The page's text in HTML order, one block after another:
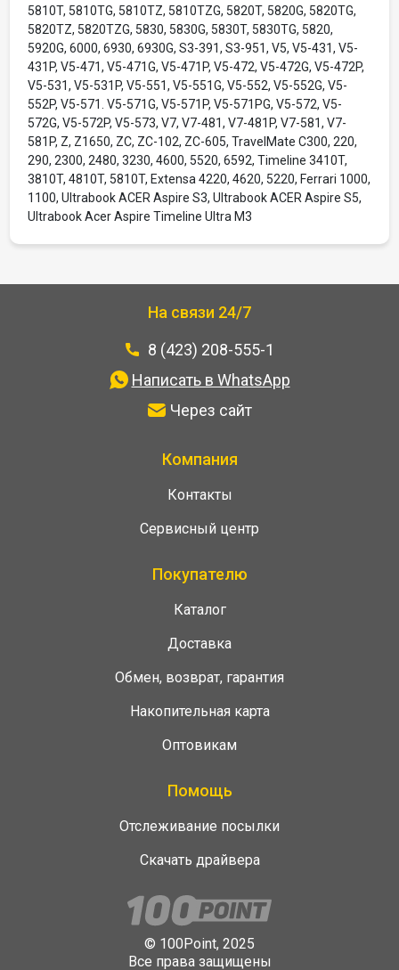
5810T, 5810TG, 5810TZ, 5810TZG, 5820T, 5820G, 5820TG,
5820TZ, 5820TZG, 5830, 5830G, 5830T, 5830TG, 5820,
5920G, 6000, 6930, 6930G, S3-391, S3-951, V5, V5-431, V5-
431P, V5-471, V5-471G, V5-471P, V5-472, V5-472G, V5-472P,
V5-531, V5-531P, V5-551, V5-551G, V5-552, V5-552G, V5-
552P, V5-571. V5-571G, V5-571P, V5-571PG, V5-572, V5-
572G, V5-572P, V5-573, V7, V7-481, V7-481P, V7-581, V7-
581P, Z, Z1650, ZC, ZC-102, ZC-605, TravelMate C300, 220,
290, 2300, 2480, 3230, 4600, 5520, 6592, Timeline 3410T,
3810T, 4810T, 5810T, Extensa 4220, 4620, 5220, Ferrari 1000,
1100, Ultrabook ACER Aspire S3, Ultrabook ACER Aspire S5,
Ultrabook Acer Aspire Timeline Ultra M3
© 100Point, 2025
Все права защищены
Компания
Контакты
Сервисный центр
Покупателю
Каталог
Доставка
Обмен, возврат, гарантия
Накопительная карта
Оптовикам
Помощь
Отслеживание посылки
Скачать драйвера
На связи 24/7
8 (423) 208-555-1
Написать в WhatsApp
Через сайт